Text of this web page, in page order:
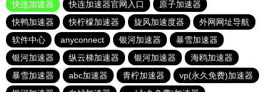
快连加速器
快连加速器官网入口
原子加速器
快鸭加速器
快柠檬加速器 旋风加速度器
外网网址导航
软件中心
anyconnect 银河加速器
暴雪加速器
银河加速器
纵云梯加速器 银河加速器
海鸥加速器
暴雪加速器
abc加速器 青柠加速器
vp(永久免费)加速器